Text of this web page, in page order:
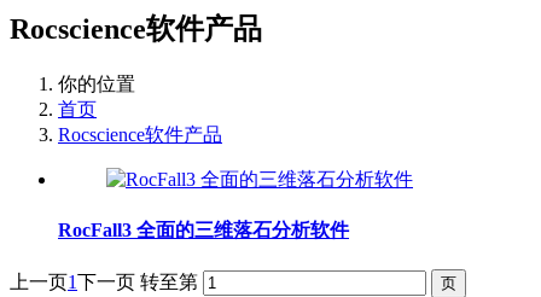
Rocscience软件产品
你的位置
首页
Rocscience软件产品
RocFall3 全面的三维落石分析软件
上一页1下一页 转至第